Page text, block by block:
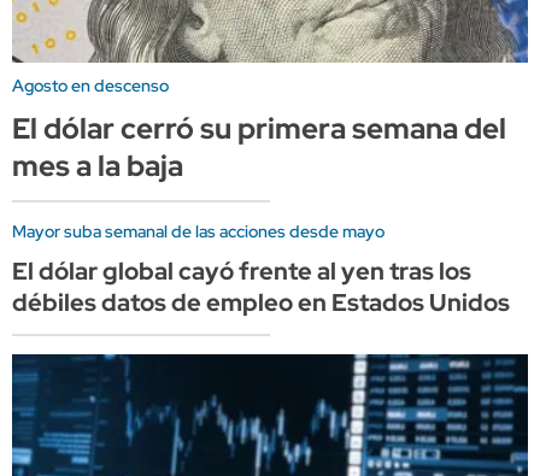
Agosto en descenso
El dólar cerró su primera semana del
mes a la baja
Mayor suba semanal de las acciones desde mayo
El dólar global cayó frente al yen tras los
débiles datos de empleo en Estados Unidos